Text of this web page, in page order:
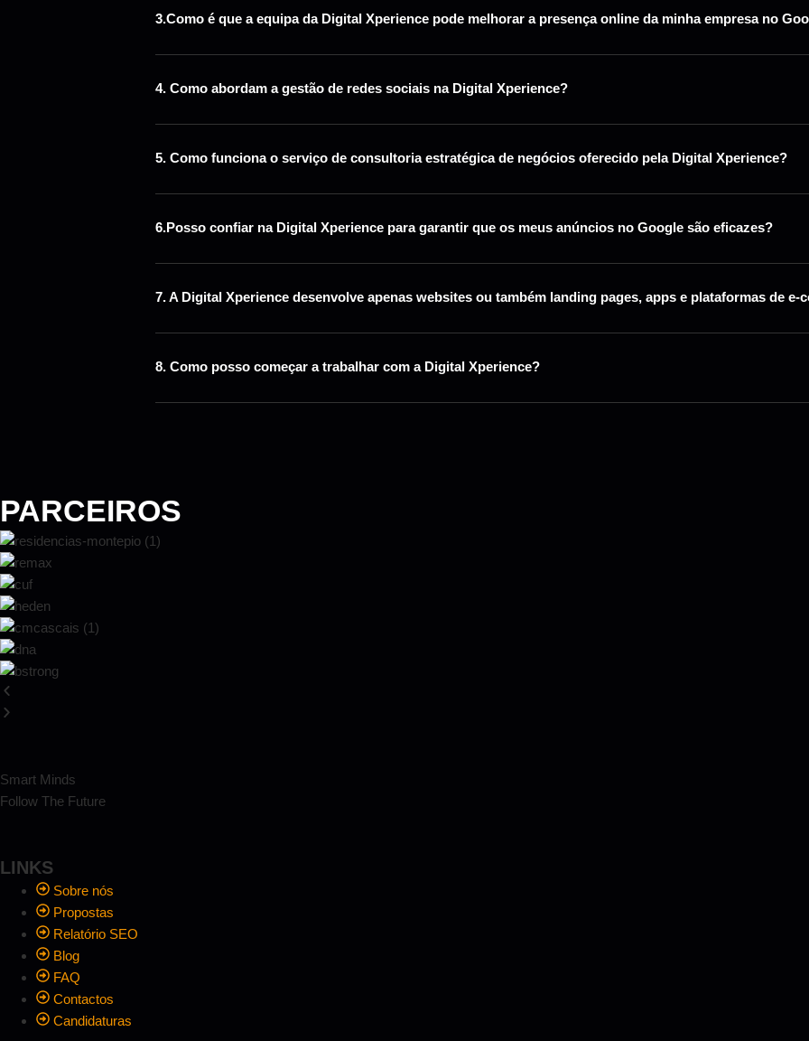
3.Como é que a equipa da Digital Xperience pode melhorar a presença online da minha empresa no
4. Como abordam a gestão de redes sociais na Digital Xperience?
5. Como funciona o serviço de consultoria estratégica de negócios oferecido pela Digital Xperience?
6.Posso confiar na Digital Xperience para garantir que os meus anúncios no Google são eficazes?
7. A Digital Xperience desenvolve apenas websites ou também landing pages, apps e plataformas de e-
8. Como posso começar a trabalhar com a Digital Xperience?
PARCEIROS
Smart Minds
Follow The Future
LINKS
Sobre nós
Propostas
Relatório SEO
Blog
FAQ
Contactos
Candidaturas